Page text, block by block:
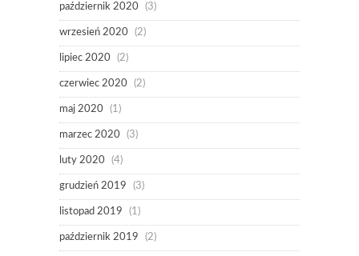
październik 2020 (3)
wrzesień 2020 (2)
lipiec 2020 (2)
czerwiec 2020 (2)
maj 2020 (1)
marzec 2020 (3)
luty 2020 (4)
grudzień 2019 (3)
listopad 2019 (1)
październik 2019 (2)